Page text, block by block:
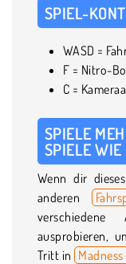
SPIEL-
WASD =
F = Nitro-
C =
SPIELE
SPIELE WIE
Wenn dir
anderen
verschiedene
ausprobieren,
Tritt in